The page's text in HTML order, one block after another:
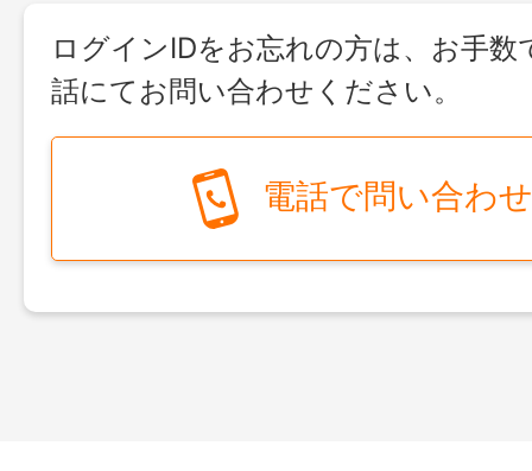
ログインIDをお忘れの方は、お手数
話にてお問い合わせください。
電話で問い合わ